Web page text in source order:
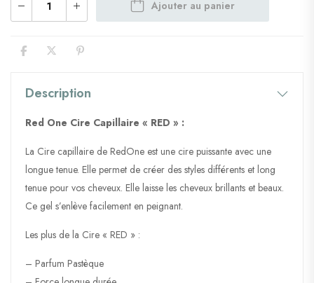
Ajouter au panier
Description
Red One Cire Capillaire « RED » :
La Cire capillaire de RedOne est une cire puissante avec une
longue tenue. Elle permet de créer des styles différents et long
tenue pour vos cheveux. Elle laisse les cheveux brillants et beaux.
Ce gel s’enlève facilement en peignant.
Les plus de la Cire « RED » :
– Parfum Pastèque